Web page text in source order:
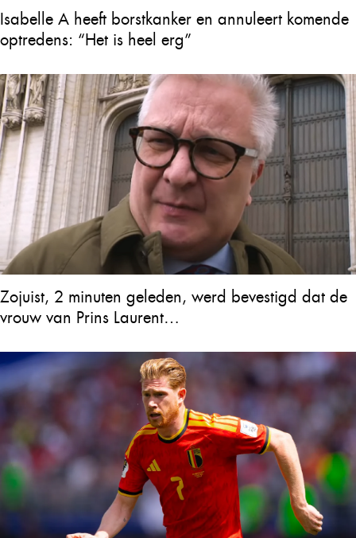
Isabelle A heeft borstkanker en annuleert komende
optredens: “Het is heel erg”
Zojuist, 2 minuten geleden, werd bevestigd dat de
vrouw van Prins Laurent…